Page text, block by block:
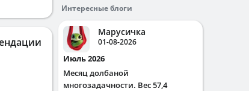
Интересные блоги
Марусичка
01-08-2026
Июль 2026
Месяц долбаной
многозадачности. Вес 57,4